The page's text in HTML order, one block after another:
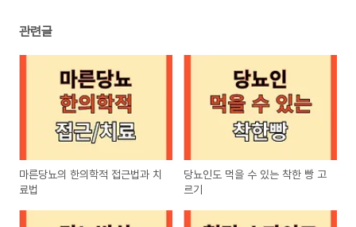
관련글
마른당뇨의 한의학적 접근법과 치
료법
당뇨인도 먹을 수 있는 착한 빵 고
르기